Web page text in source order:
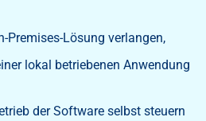
Premises-Lösung verlangen,
lokal betriebenen Anwendung
der Software selbst steuern